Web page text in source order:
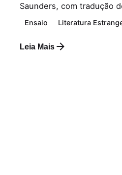
Saunders, com tradução
Ensaio Literatura
Leia Mais